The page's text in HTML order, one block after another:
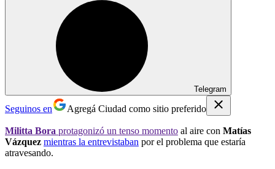
Telegram
Seguinos en Agregá Ciudad como sitio preferido
Militta Bora protagonizó un tenso momento al aire con Matías
Vázquez mientras la entrevistaban por el problema que estaría
atravesando.